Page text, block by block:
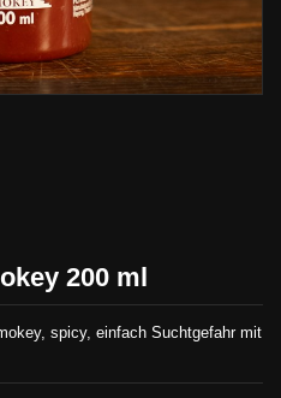
200 ml
spicy, einfach Suchtgefahr mit